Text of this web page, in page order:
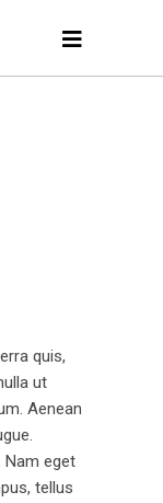
quis,
ut
Aenean
Nam eget
tellus